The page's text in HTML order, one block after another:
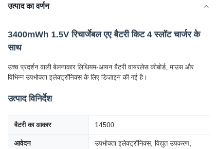
उत्पाद का वर्णन
3400mWh 1.5V रिचार्जेबल एए बैटरी किट 4 स्लॉट चार्जर के
साथ
उच्च प्रदर्शन वाली बेलनाकार लिथियम-आयन बैटरी वायरलेस कीबोर्ड, माउस और
विभिन्न उपभोक्ता इलेक्ट्रॉनिक्स के लिए डिज़ाइन की गई है।
उत्पाद विनिर्देश
बैटरी का आकार 14500
आवेदन
उपभोक्ता इलेक्ट्रॉनिक्स, विद्युत उपकरण,